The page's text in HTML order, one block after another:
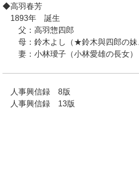
◆高羽春芳
1893年 誕生
父：高羽惣四郎
母：鈴木よし（★鈴木與四郎の妹
妻：小林璦子（小林愛雄の長女）
人事興信録 8版
人事興信録 13版